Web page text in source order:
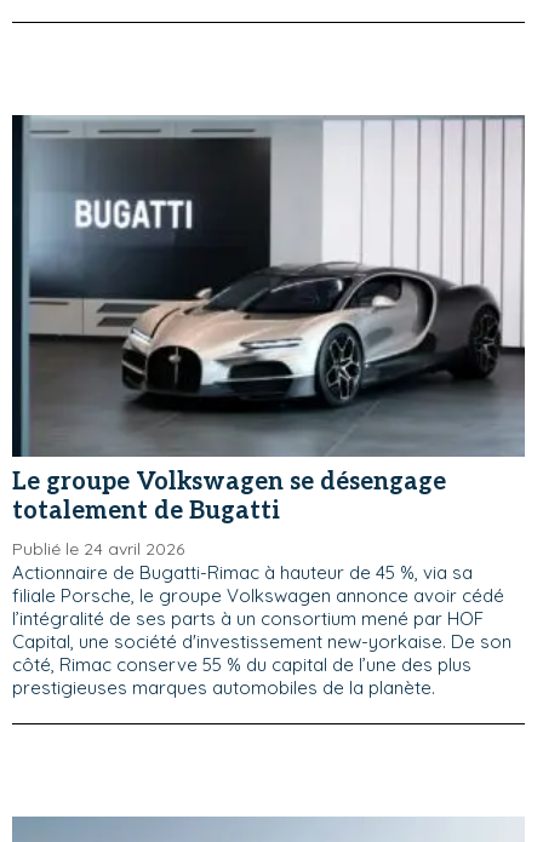
Le groupe Volkswagen se désengage
totalement de Bugatti
Publié le 24 avril 2026
Actionnaire de Bugatti-Rimac à hauteur de 45 %, via sa
filiale Porsche, le groupe Volkswagen annonce avoir cédé
l’intégralité de ses parts à un consortium mené par HOF
Capital, une société d'investissement new-yorkaise. De son
côté, Rimac conserve 55 % du capital de l’une des plus
prestigieuses marques automobiles de la planète.